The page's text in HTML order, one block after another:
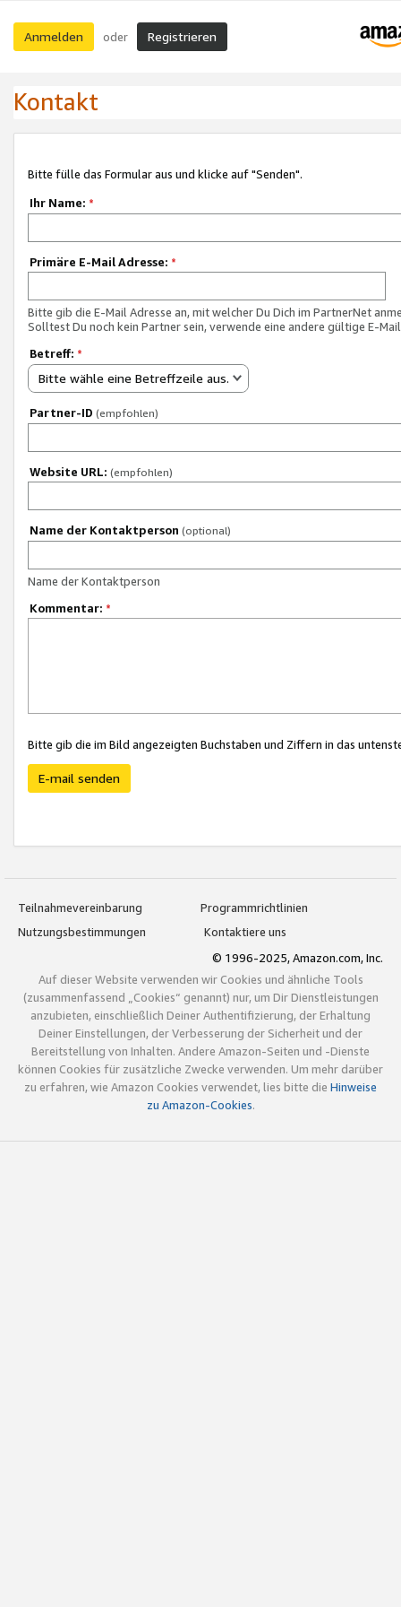
Anmelden oder Registrieren
Kontakt
Bitte fülle das Formular aus und klicke auf "Senden".
Ihr Name: *
Primäre E-Mail Adresse: *
Bitte gib die E-Mail Adresse an, mit welcher Du Dich im PartnerNet
Solltest Du noch kein Partner sein, verwende eine andere gültige E-
Betreff: *
Bitte wähle eine Betreffzeile aus.
Partner-ID (empfohlen)
Website URL: (empfohlen)
Name der Kontaktperson (optional)
Name der Kontaktperson
Kommentar: *
Bitte gib die im Bild angezeigten Buchstaben und Ziffern in das
E-mail senden
Teilnahmevereinbarung
Programmrichtlinien
Nutzungsbestimmungen
Kontaktiere uns
© 1996-2025, Amazon.com, Inc.
Auf dieser Website verwenden wir Cookies und ähnliche Tools
(zusammenfassend „Cookies“ genannt) nur, um Dir Dienstleistungen
anzubieten, einschließlich Deiner Authentifizierung, der Erhaltung
Deiner Einstellungen, der Verbesserung der Sicherheit und der
Bereitstellung von Inhalten. Andere Amazon-Seiten und -Dienste
können Cookies für zusätzliche Zwecke verwenden. Um mehr darüber
zu erfahren, wie Amazon Cookies verwendet, lies bitte die Hinweise
zu Amazon-Cookies.